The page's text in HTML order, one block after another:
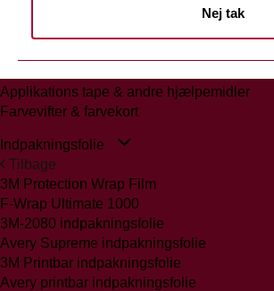
Nej tak
Glasmattering Ritrama/Fedrigoni
Applikations tape & andre hjælpemidler
Farvevifter & farvekort
Indpakningsfolie
Tilbage
3M Protection Wrap Film
F-Wrap Ultimate 1000
3M-2080 indpakningsfolie
Avery Supreme indpakningsfolie
3M Printbar indpakningsfolie
Avery printbar indpakningsfolie